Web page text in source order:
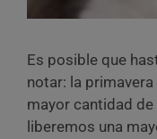
Es posible que
notar: la
mayor cantidad
liberemos una